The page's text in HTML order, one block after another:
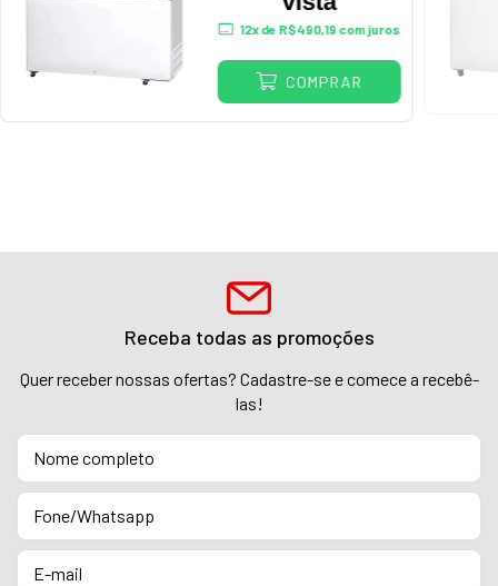
12x de R$490,19 com juros
COMPRAR
Receba todas as promoções
Quer receber nossas ofertas? Cadastre-se e comece a recebê-
las!